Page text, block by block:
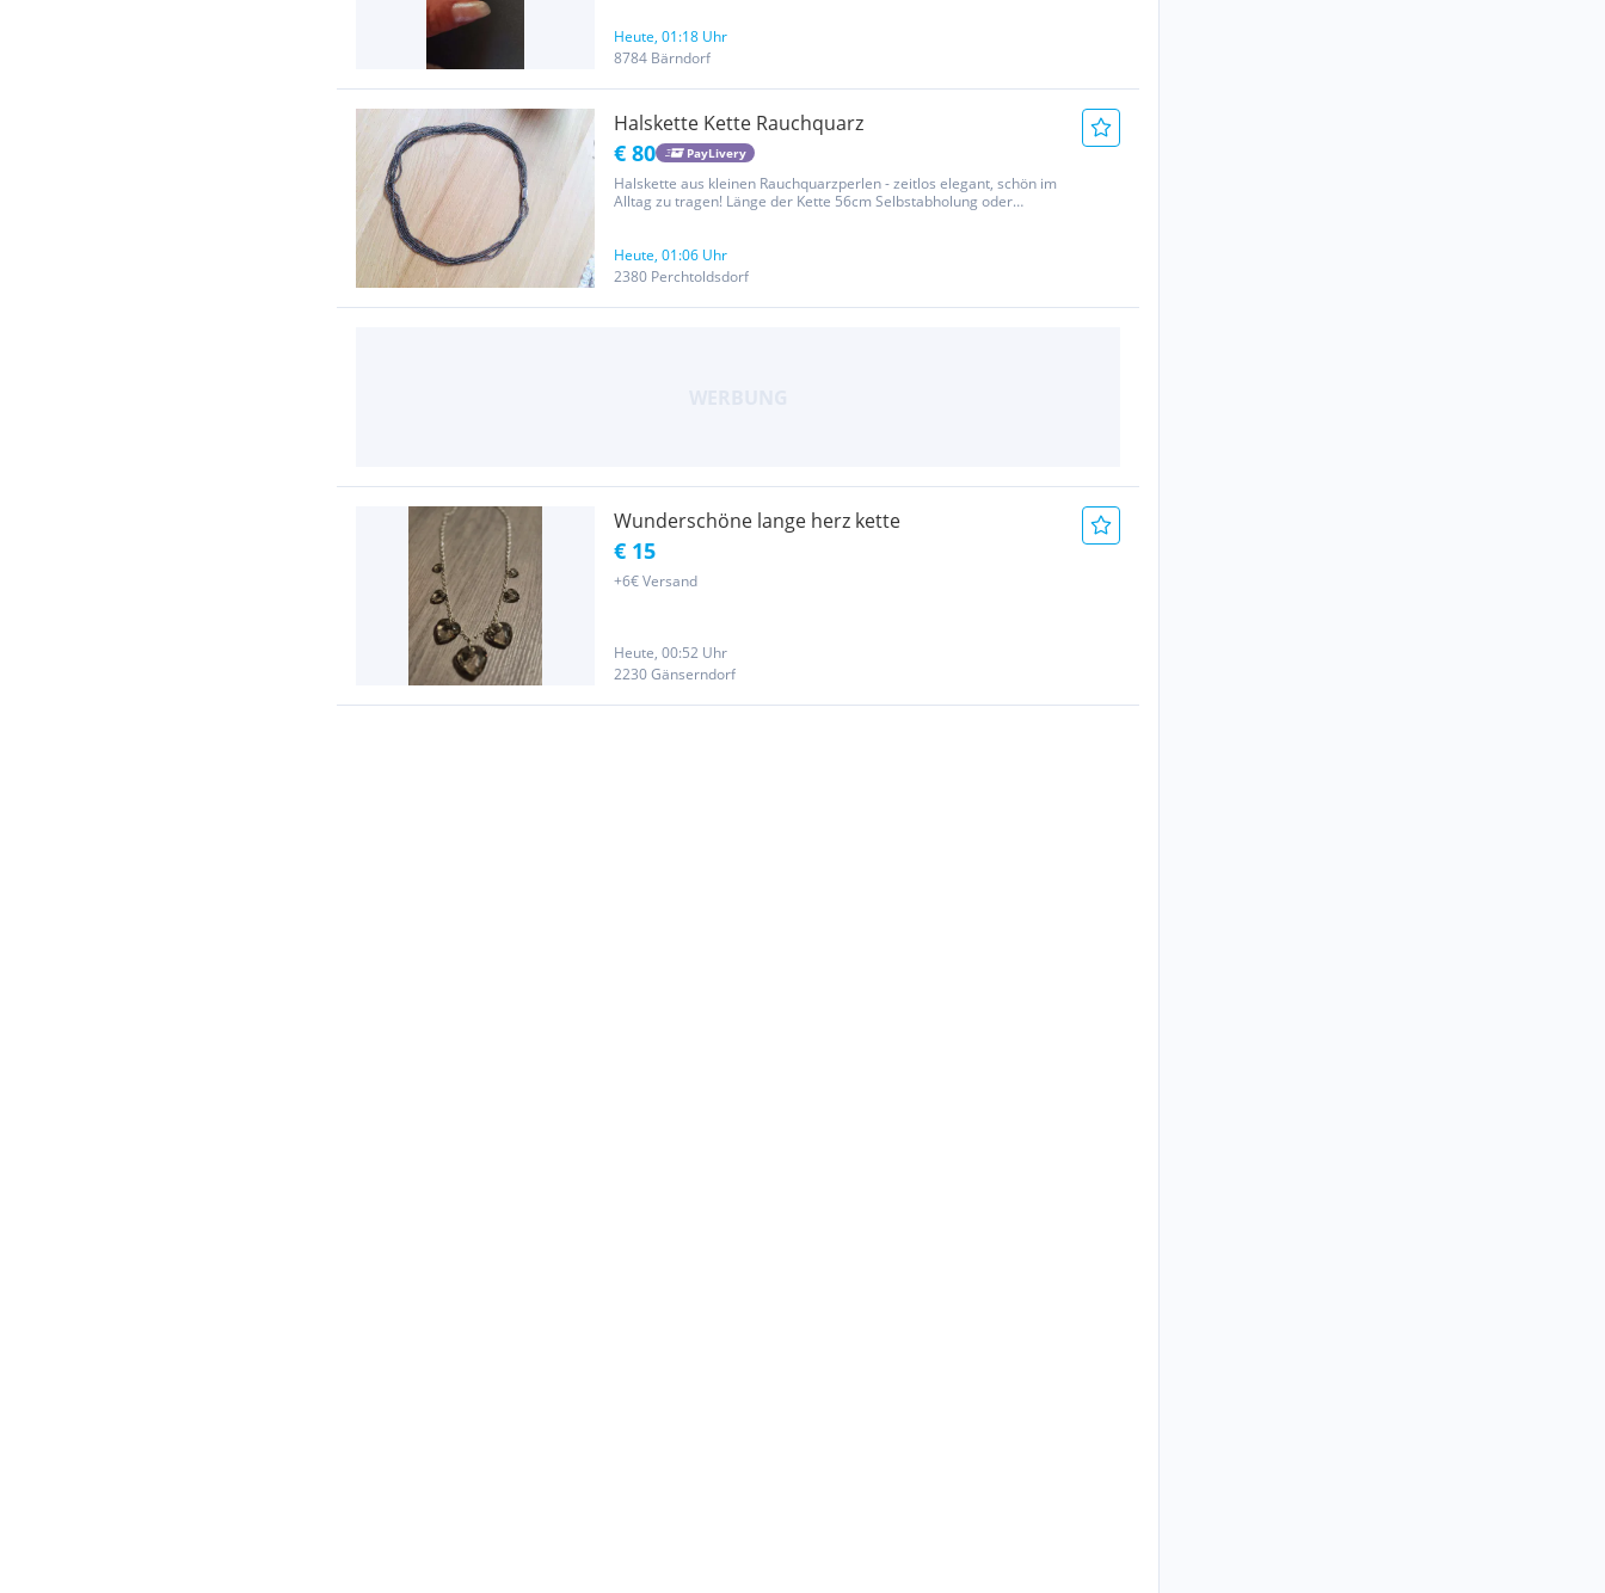
2,5cm...
Heute, 01:18 Uhr
8784 Bärndorf
Halskette Kette Rauchquarz
€ 80 PayLivery
Halskette aus kleinen Rauchquarzperlen - zeitlos elegant, schön im
Alltag zu tragen! Länge der Kette 56cm Selbstabholung oder
Heute, 01:06 Uhr
2380 Perchtoldsdorf
Wunderschöne lange herz kette
€ 15
+6€ Versand
Heute, 00:52 Uhr
2230 Gänserndorf